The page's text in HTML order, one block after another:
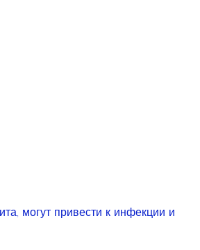
могут привести к инфекции и